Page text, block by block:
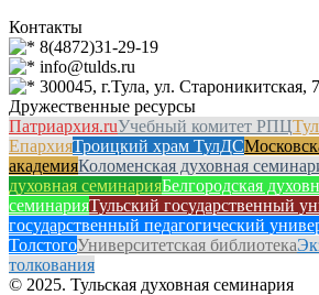
Контакты
8(4872)31-29-19
info@tulds.ru
300045, г.Тула, ул. Староникитская,
Дружественные ресурсы
Патриархия.ruУчебный комитет РПЦ
ЕпархияТроицкий храм ТулДС
академияКоломенская духовная
духовная семинарияБелгородская
семинарияТульский государственный
государственный педагогический
ТолстогоУниверситетская библиотека
толкования
© 2025. Тульская духовная семинария